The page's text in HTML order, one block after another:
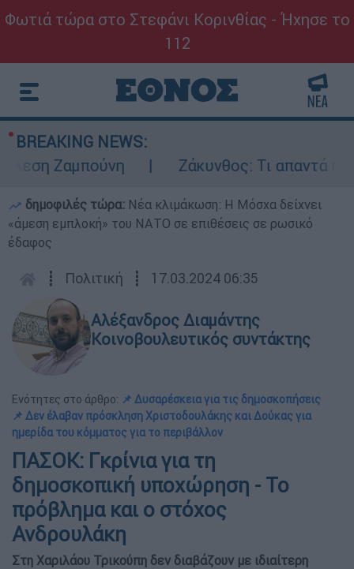
Φωτιά τώρα στο Στεφάνι Κορινθίας - Ήχησε το
112
BREAKING NEWS:
Ζαμπούνη
Ζάκυνθος: Τι απαντά η
δημοφιλές τώρα: Νέα κλιμάκωση: Η Μόσχα δείχνει
«άμεση εμπλοκή» του ΝΑΤΟ σε επιθέσεις σε ρωσικό
έδαφος
┋ Πολιτική ┋ 17.03.2024 06:35
Αλέξανδρος Διαμάντης
Κοινοβουλευτικός συντάκτης
Ενότητες στο άρθρο: 📌 Δυσαρέσκεια για τις δημοσκοπήσεις
📌 Δεν έλαβαν πρόσκληση Χριστοδουλάκης και Δούκας για
ημερίδα του κόμματος για το περιβάλλον
ΠΑΣΟΚ: Γκρίνια για τη
δημοσκοπική υποχώρηση - Το
πρόβλημα και ο στόχος
Ανδρουλάκη
Στη Χαριλάου Τρικούπη δεν διαβάζουν με ιδιαίτερη